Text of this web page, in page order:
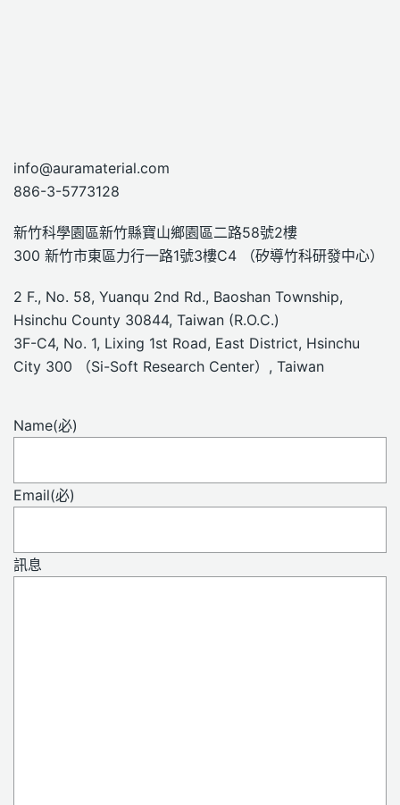
info@auramaterial.com
886-3-5773128
新竹科學園區新竹縣寶山鄉園區二路58號2樓
300 新竹市東區力行一路1號3樓C4 （矽導竹科研發中心）
2 F., No. 58, Yuanqu 2nd Rd., Baoshan Township,
Hsinchu County 30844, Taiwan (R.O.C.)
3F-C4, No. 1, Lixing 1st Road, East District, Hsinchu
City 300 （Si-Soft Research Center）, Taiwan
Name(必)
Email(必)
訊息